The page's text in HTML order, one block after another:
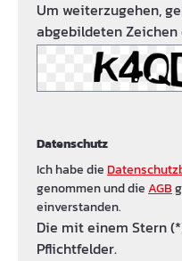
Um weiterzugehen,
abgebildeten Zeichen
Datenschutz
Ich habe die
genommen und dieAGB
einverstanden.
Die mit einem Stern
Pflichtfelder.